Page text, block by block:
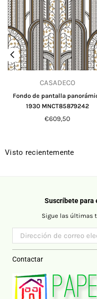
CASADECO
Fondo de pantalla
1930 MNCT85879242
Precio
€609,50
Visto recientemente
Suscríbete para
Sigue las últimas
Contactar